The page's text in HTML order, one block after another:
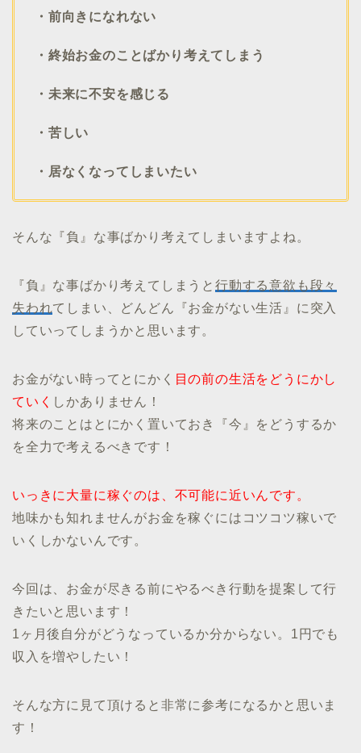
・前向きになれない
・終始お金のことばかり考えてしまう
・未来に不安を感じる
・苦しい
・居なくなってしまいたい
そんな『負』な事ばかり考えてしまいますよね。
『負』な事ばかり考えてしまうと 行動する意欲も段々
失われてしまい、どんどん『お金がない生活』に突入
していってしまうかと思います。
お金がない時ってとにかく 目の前の生活をどうにかし
ていく しかありません！
将来のことはとにかく置いておき『今』をどうするか
を全力で考えるべきです！
いっきに大量に稼ぐのは、不可能に近いんです。
地味かも知れませんがお金を稼ぐにはコツコツ稼いで
いくしかないんです。
今回は、お金が尽きる前にやるべき行動を提案して行
きたいと思います！
1ヶ月後自分がどうなっているか分からない。1円でも
収入を増やしたい！
そんな方に見て頂けると非常に参考になるかと思いま
す！